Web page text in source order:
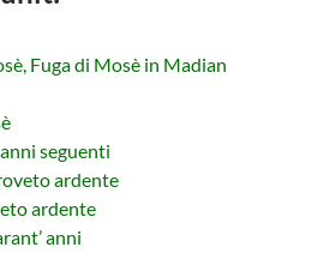
Fuga di Mosè in Madian
seguenti
ardente
ardente
anni